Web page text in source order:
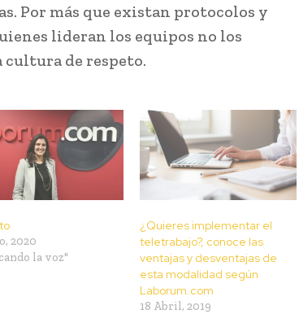
Por más que existan protocolos y
lideran los equipos no los
cultura de respeto.
2020
la voz"
¿Quieres implementar el
teletrabajo?, conoce las
ventajas y desventajas de
esta modalidad según
Laborum.com
18 Abril, 2019